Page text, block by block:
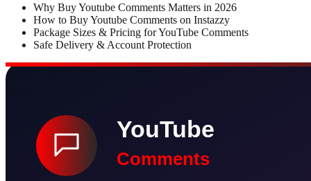
Why Buy Youtube Comments Matters in 2026
How to Buy Youtube Comments on Instazzy
Package Sizes & Pricing for YouTube Comments
Safe Delivery & Account Protection